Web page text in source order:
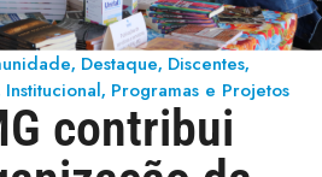
, Destaque, Discentes,
Institucional, Programas e Projetos
contribui